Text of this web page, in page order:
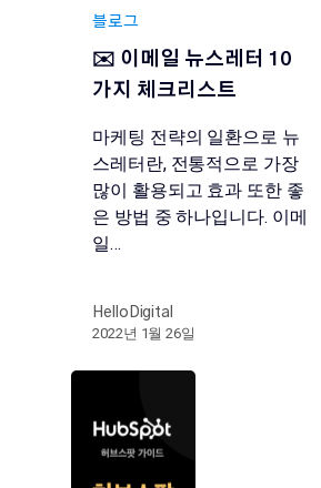
블로그
✉️ 이메일 뉴스레터 10
가지 체크리스트
마케팅 전략의 일환으로 뉴
스레터란, 전통적으로 가장
많이 활용되고 효과 또한 좋
은 방법 중 하나입니다. 이메
일…
HelloDigital
2022년 1월 26일